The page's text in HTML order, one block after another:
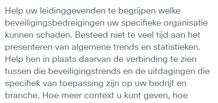
Help uw leidinggevenden te begrijpen welke
beveiligingsbedreigingen uw specifieke organisatie
kunnen schaden. Besteed niet te veel tijd aan het
presenteren van algemene trends en statistieken.
Help hen in plaats daarvan de verbinding te zien
tussen die beveiligingstrends en de uitdagingen die
specifiek van toepassing zijn op uw bedrijf en
branche. Hoe meer context u kunt geven, hoe